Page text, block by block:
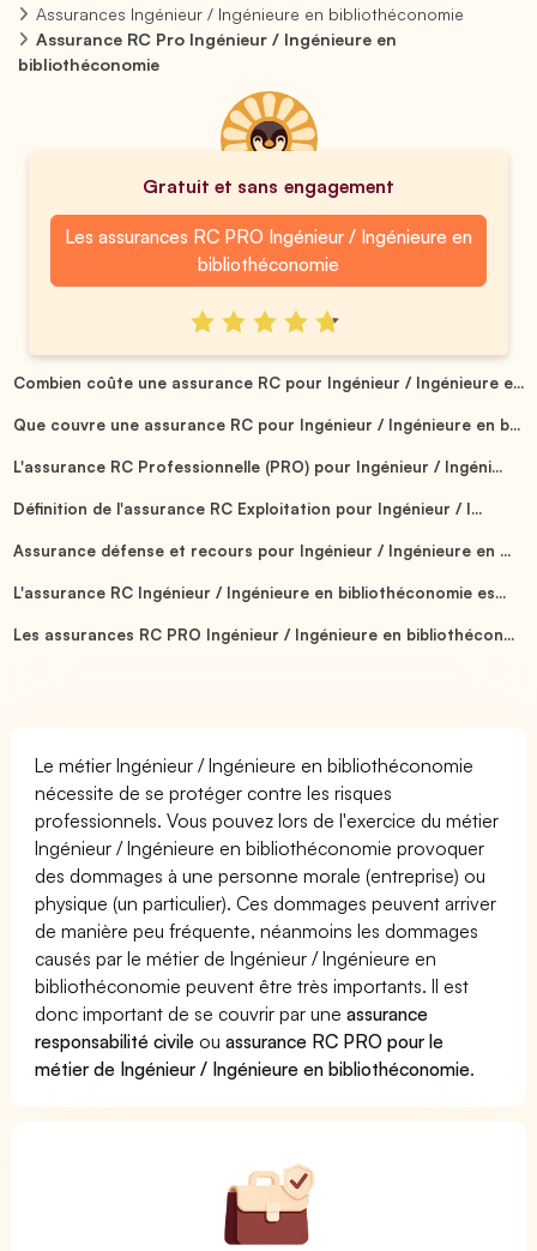
Assurances Ingénieur / Ingénieure en bibliothéconomie
Assurance RC Pro Ingénieur / Ingénieure en
bibliothéconomie
Gratuit et sans engagement
Les assurances RC PRO Ingénieur / Ingénieure en
bibliothéconomie
Combien coûte une assurance RC pour Ingénieur / Ingénieure e...
Que couvre une assurance RC pour Ingénieur / Ingénieure en b...
L'assurance RC Professionnelle (PRO) pour Ingénieur / Ingéni...
Définition de l'assurance RC Exploitation pour Ingénieur / I...
Assurance défense et recours pour Ingénieur / Ingénieure en ...
L'assurance RC Ingénieur / Ingénieure en bibliothéconomie es...
Les assurances RC PRO Ingénieur / Ingénieure en bibliothécon...
Le métier Ingénieur / Ingénieure en bibliothéconomie
nécessite de se protéger contre les risques
professionnels. Vous pouvez lors de l'exercice du métier
Ingénieur / Ingénieure en bibliothéconomie provoquer
des dommages à une personne morale (entreprise) ou
physique (un particulier). Ces dommages peuvent arriver
de manière peu fréquente, néanmoins les dommages
causés par le métier de Ingénieur / Ingénieure en
bibliothéconomie peuvent être très importants. Il est
donc important de se couvrir par uneassurance
responsabilité civile ouassurance RC PRO pour le
métier de Ingénieur / Ingénieure en bibliothéconomie.